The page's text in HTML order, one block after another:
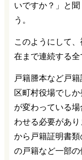
いですか？」と
う。
このようにして
在まで連続する全
戸籍謄本など戸
区町村役場でし
が変わっている
わせる必要があ
から戸籍証明書
の戸籍など一部